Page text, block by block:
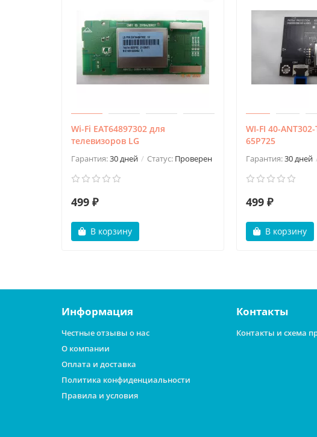
Wi-Fi EAT64897302 для
телевизоров LG
Гарантия:30 дней Статус: Проверен
499 ₽
В корзину
WI-FI 40-ANT302-
65P725
Гарантия:30 дней
499 ₽
В корзину
Информация
Честные отзывы о нас
О компании
Оплата и доставка
Политика конфиденциальности
Правила и условия
Контакты
Контакты и схема